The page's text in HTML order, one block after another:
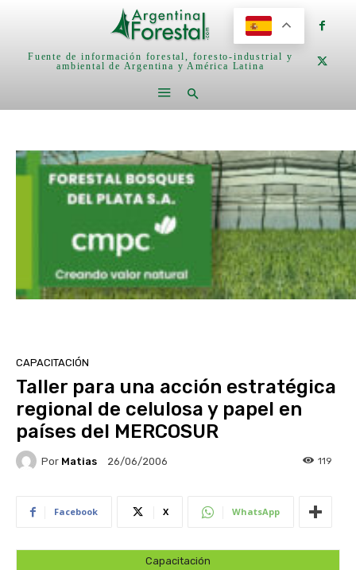
Fuente de información forestal, foresto-industrial y
ambiental de Argentina y América Latina
CAPACITACIÓN
Taller para una acción estratégica
regional de celulosa y papel en
países del MERCOSUR
Por Matias 26/06/2006 119
Facebook X WhatsApp
Capacitación